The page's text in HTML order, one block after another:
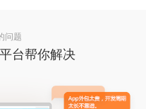
问题
台帮你解决